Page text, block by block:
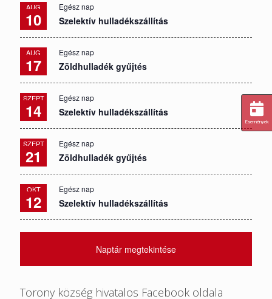
AUG
10
Egész nap
Szelektív hulladékszállítás
AUG
17
Egész nap
Zöldhulladék gyűjtés
SZEPT
14
Egész nap
Szelektív hulladékszállítás
SZEPT
21
Egész nap
Zöldhulladék gyűjtés
OKT
12
Egész nap
Szelektív hulladékszállítás
Naptár megtekintése
Torony község hivatalos Facebook oldala
Események